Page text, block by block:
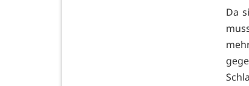
Da